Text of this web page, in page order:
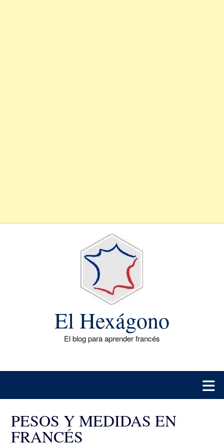
El Hexágono
El blog para aprender francés
PESOS Y MEDIDAS EN
FRANCÉS